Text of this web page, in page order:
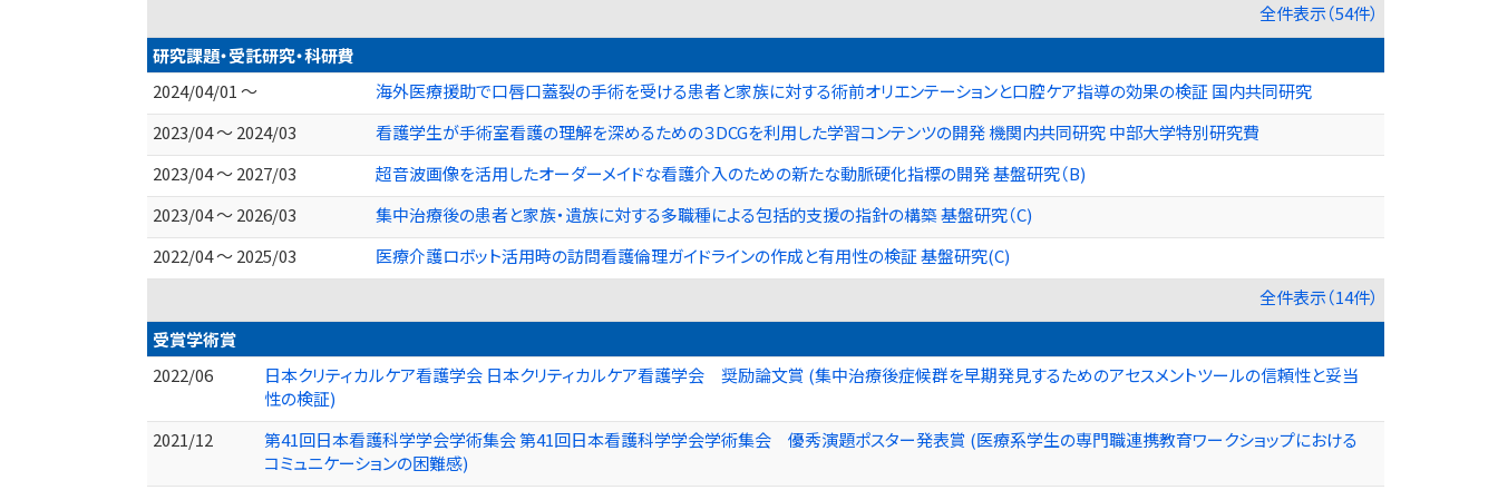
全件表示（54件）
研究課題・受託研究・科研費
2024/04/01 ～
海外医療援助で口唇口蓋裂の手術を受ける患者と家族に対する術前オリエンテーションと口腔ケア指導の効果の検証 国内共同研究
2023/04 ～ 2024/03
看護学生が手術室看護の理解を深めるための３DCGを利用した学習コンテンツの開発 機関内共同研究 中部大学特別研究費
2023/04 ～ 2027/03
超音波画像を活用したオーダーメイドな看護介入のための新たな動脈硬化指標の開発 基盤研究（B)
2023/04 ～ 2026/03
集中治療後の患者と家族・遺族に対する多職種による包括的支援の指針の構築 基盤研究（C)
2022/04 ～ 2025/03
医療介護ロボット活用時の訪問看護倫理ガイドラインの作成と有用性の検証 基盤研究(C)
全件表示（14件）
受賞学術賞
2022/06
日本クリティカルケア看護学会 日本クリティカルケア看護学会 奨励論文賞 (集中治療後症候群を早期発見するためのアセスメントツールの信頼性と妥当
性の検証)
2021/12
第41回日本看護科学学会学術集会 第41回日本看護科学学会学術集会 優秀演題ポスター発表賞 (医療系学生の専門職連携教育ワークショップにおける
コミュニケーションの困難感)